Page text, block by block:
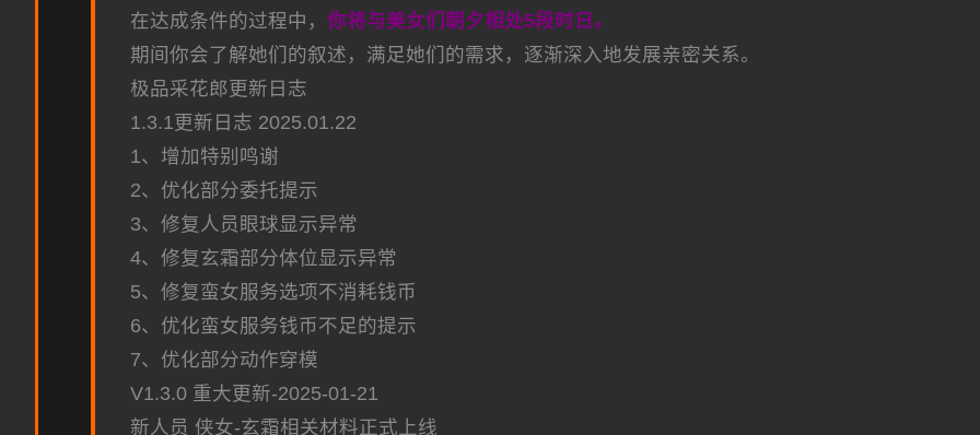
在达成条件的过程中， 你将与美女们朝夕相处5段时日。
期间你会了解她们的叙述，满足她们的需求，逐渐深入地发展亲密关系。
极品采花郎更新日志
1.3.1更新日志 2025.01.22
1、增加特别鸣谢
2、优化部分委托提示
3、修复人员眼球显示异常
4、修复玄霜部分体位显示异常
5、修复蛮女服务选项不消耗钱币
6、优化蛮女服务钱币不足的提示
7、优化部分动作穿模
V1.3.0 重大更新-2025-01-21
新人员 侠女-玄霜相关材料正式上线